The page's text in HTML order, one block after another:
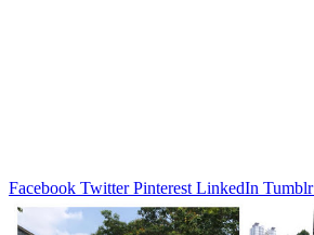
Facebook Twitter Pinterest LinkedIn Tumblr